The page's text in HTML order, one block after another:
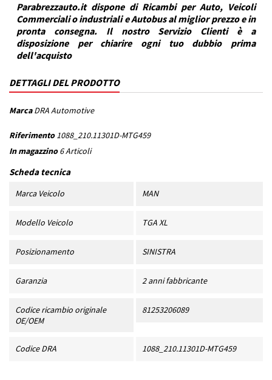
Parabrezzauto.it dispone di Ricambi per Auto, Veicoli
Commerciali o industriali e Autobus al miglior prezzo e in
pronta consegna. Il nostro Servizio Clienti è a
disposizione per chiarire ogni tuo dubbio prima
dell'acquisto
DETTAGLI DEL PRODOTTO
Marca DRA Automotive
Riferimento 1088_210.11301D-MTG459
In magazzino 6 Articoli
Scheda tecnica
Marca Veicolo MAN
Modello Veicolo TGA XL
Posizionamento SINISTRA
Garanzia 2 anni fabbricante
Codice ricambio originale
OE/OEM
81253206089
Codice DRA 1088_210.11301D-MTG459